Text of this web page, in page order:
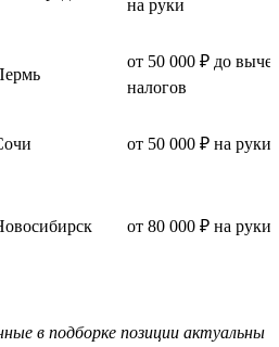
на руки
от 50 000 ₽ до
налогов
от 50 000 ₽ на руки
от 80 000 ₽ на руки
в подборке позиции актуальны